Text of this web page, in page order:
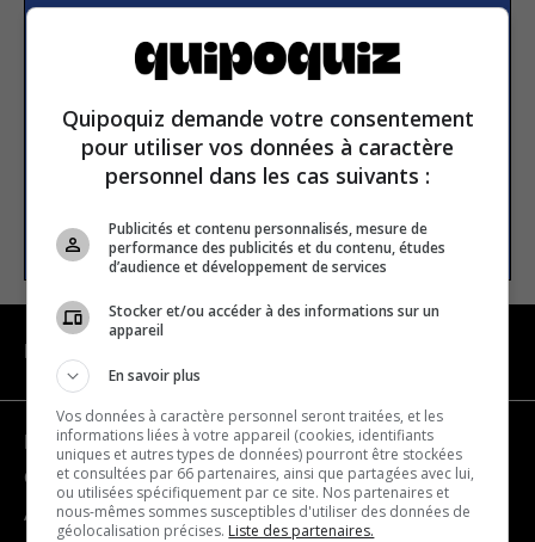
Subscribe to our
newsletter
Email address
SUBSCRIBE
Become a partner
Contact us
About us
Quipoquiz demande votre consentement
pour utiliser vos données à caractère
personnel dans les cas suivants :
Publicités et contenu personnalisés, mesure de
performance des publicités et du contenu, études
d’audience et développement de services
Stocker et/ou accéder à des informations sur un
appareil
En savoir plus
Vos données à caractère personnel seront traitées, et les
informations liées à votre appareil (cookies, identifiants
uniques et autres types de données) pourront être stockées
et consultées par 66 partenaires, ainsi que partagées avec lui,
ou utilisées spécifiquement par ce site. Nos partenaires et
nous-mêmes sommes susceptibles d'utiliser des données de
géolocalisation précises. Liste des partenaires.